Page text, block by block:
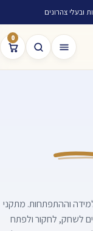
ובעלי צהרונים
0
וההתפתחות. מתקני
לשחק, לחקור ולפתח